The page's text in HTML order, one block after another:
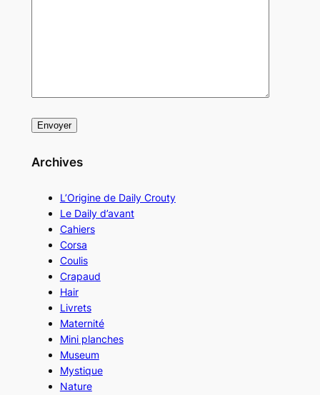
Archives
L’Origine de Daily Crouty
Le Daily d’avant
Cahiers
Corsa
Coulis
Crapaud
Hair
Livrets
Maternité
Mini planches
Museum
Mystique
Nature